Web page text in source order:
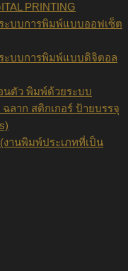
PRINTING
ระบบการพิมพ์แบบออฟเซ็ต
ระบบการพิมพ์แบบดิจิตอล
ตัว พิมพ์ด้วยระบบ
ฉลาก สติกเกอร์ ป้ายบรรจุ
งานพิมพ์ประเภทที่เป็น